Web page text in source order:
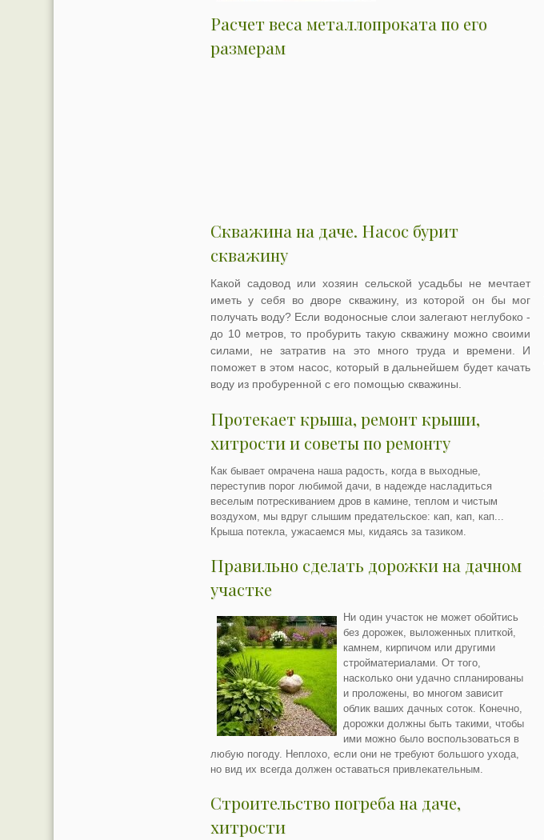
Расчет веса металлопроката по его
размерам
Скважина на даче. Насос бурит
скважину
Какой садовод или хозяин сельской усадьбы не мечтает
иметь у себя во дворе скважину, из которой он бы мог
получать воду? Если водоносные слои залегают неглубоко -
до 10 метров, то пробурить такую скважину можно своими
силами, не затратив на это много труда и времени. И
поможет в этом насос, который в дальнейшем будет качать
воду из пробуренной с его помощью скважины.
Протекает крыша, ремонт крыши,
хитрости и советы по ремонту
Как бывает омрачена наша радость, когда в выходные,
переступив порог любимой дачи, в надежде насладиться
веселым потрескиванием дров в камине, теплом и чистым
воздухом, мы вдруг слышим предательское: кап, кап, кап...
Крыша потекла, ужасаемся мы, кидаясь за тазиком.
Правильно сделать дорожки на дачном
участке
Ни один участок не может обойтись
без дорожек, выложенных плиткой,
камнем, кирпичом или другими
стройматериалами. От того,
насколько они удачно спланированы
и проложены, во многом зависит
облик ваших дачных соток. Конечно,
дорожки должны быть такими, чтобы
ими можно было воспользоваться в
любую погоду. Неплохо, если они не требуют большого ухода,
но вид их всегда должен оставаться привлекательным.
Строительство погреба на даче,
хитрости